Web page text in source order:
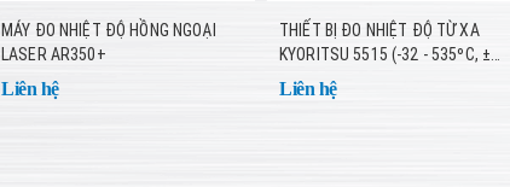
MÁY ĐO NHIỆT ĐỘ HỒNG NGOẠI
LASER AR350+
Liên hệ
THIẾT BỊ ĐO NHIỆT ĐỘ TỪ XA
KYORITSU 5515 (-32 - 535ºC, ±
3.0ºC)
Liên hệ